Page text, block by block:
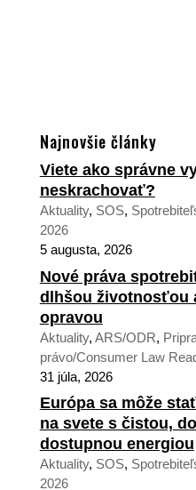
Najnovšie články
Viete ako správne
neskrachovať?
Aktuality, SOS,
2026
5 augusta, 2026
Nové práva
dlhšou životnosťou
opravou
Aktuality, ARS/ODR,
právo/Consumer Law
31 júla, 2026
Európa sa môže
na svete s čistou,
dostupnou energiou
Aktuality, SOS,
2026